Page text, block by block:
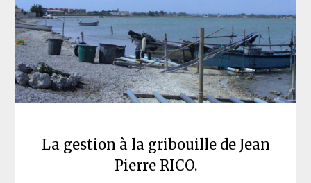
La gestion à la gribouille de Jean
Pierre RICO.